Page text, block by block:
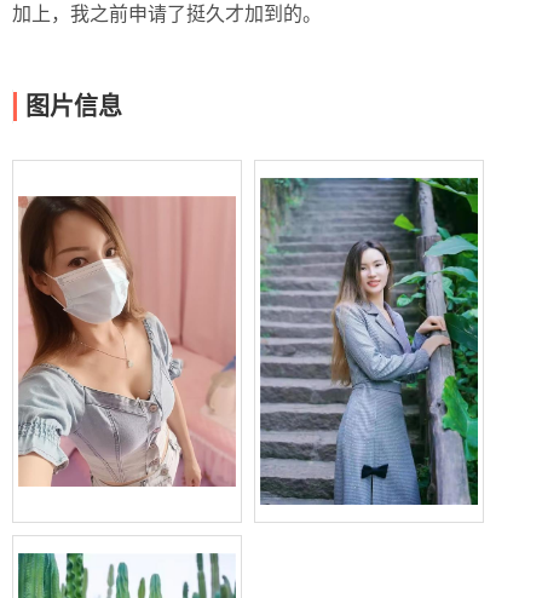
加上，我之前申请了挺久才加到的。
图片信息